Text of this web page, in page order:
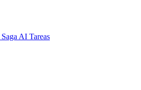
Saga AI Tareas